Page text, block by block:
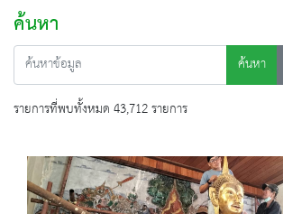
ค้นหา
ค้นหา
รายการที่พบทั้งหมด 43,712 รายการ